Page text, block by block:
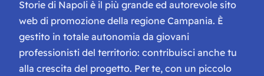
Storie di Napoli è il più grande ed autorevole sito
web di promozione della regione Campania. È
gestito in totale autonomia da giovani
professionisti del territorio: contribuisci anche tu
alla crescita del progetto. Per te, con un piccolo